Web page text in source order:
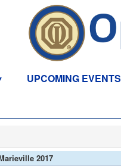
UPCOMING EVENTS
2017